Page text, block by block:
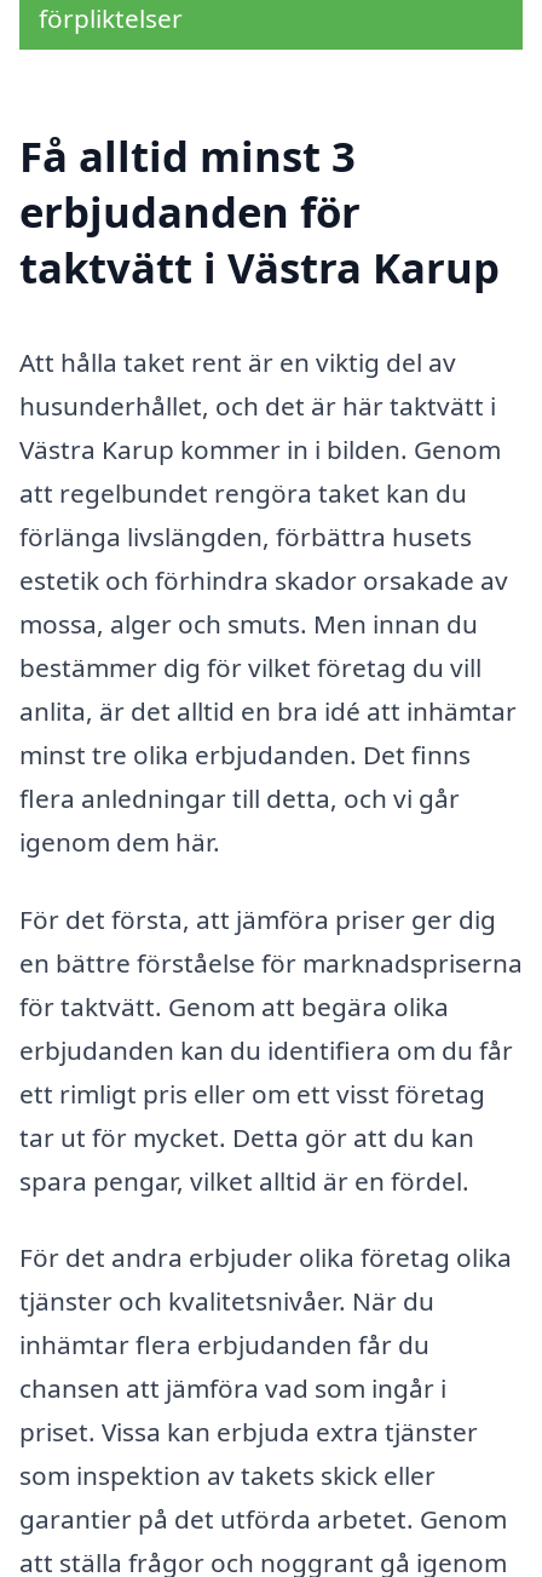
förpliktelser
Få alltid minst 3
erbjudanden för
taktvätt i Västra Karup
Att hålla taket rent är en viktig del av
husunderhållet, och det är här taktvätt i
Västra Karup kommer in i bilden. Genom
att regelbundet rengöra taket kan du
förlänga livslängden, förbättra husets
estetik och förhindra skador orsakade av
mossa, alger och smuts. Men innan du
bestämmer dig för vilket företag du vill
anlita, är det alltid en bra idé att inhämtar
minst tre olika erbjudanden. Det finns
flera anledningar till detta, och vi går
igenom dem här.
För det första, att jämföra priser ger dig
en bättre förståelse för marknadspriserna
för taktvätt. Genom att begära olika
erbjudanden kan du identifiera om du får
ett rimligt pris eller om ett visst företag
tar ut för mycket. Detta gör att du kan
spara pengar, vilket alltid är en fördel.
För det andra erbjuder olika företag olika
tjänster och kvalitetsnivåer. När du
inhämtar flera erbjudanden får du
chansen att jämföra vad som ingår i
priset. Vissa kan erbjuda extra tjänster
som inspektion av takets skick eller
garantier på det utförda arbetet. Genom
att ställa frågor och noggrant gå igenom